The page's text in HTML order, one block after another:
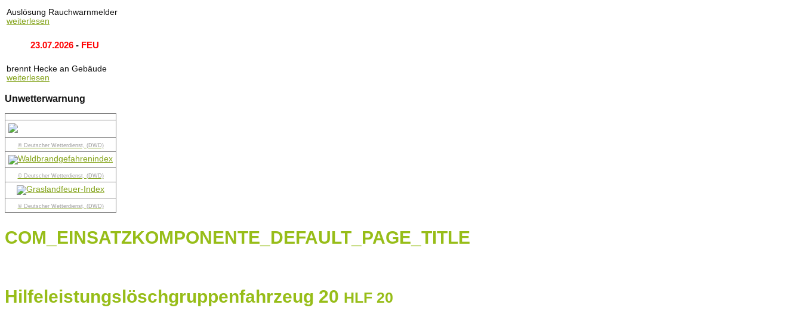
Auslösung Rauchwarnmelder
weiterlesen
23.07.2026- FEU
brennt Hecke an Gebäude
weiterlesen
Unwetterwarnung
© Deutscher Wetterdienst, (DWD)
© Deutscher Wetterdienst, (DWD)
© Deutscher Wetterdienst, (DWD)
COM_EINSATZKOMPONENTE_DEFAULT_PAGE_TITLE
Hilfeleistungslöschgruppenfahrzeug 20 HLF 20